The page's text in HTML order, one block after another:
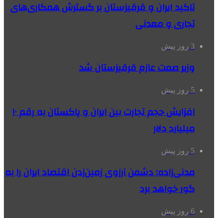
تاکید ایران و قرقیزستان بر گسترش همکاری‌های
تجاری و معدنی
3 روز پیش
وزیر صمت عازم قرقیزستان شد
5 روز پیش
افزایش حجم تجارت بین ایران و پاکستان به رقم ۱۰
میلیارد دلار
5 روز پیش
مدنی‌زاده: دشمن آرزوی زمین‌زدن اقتصاد ایران را به
گور خواهد برد
6 روز پیش